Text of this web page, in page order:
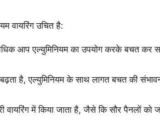
वायरिंग उचित है:
आप एल्युमिनियम का उपयोग करके बचत कर
है, एल्युमिनियम के साथ लागत बचत की
वायरिंग में किया जाता है, जैसे कि सौर पैनलों को